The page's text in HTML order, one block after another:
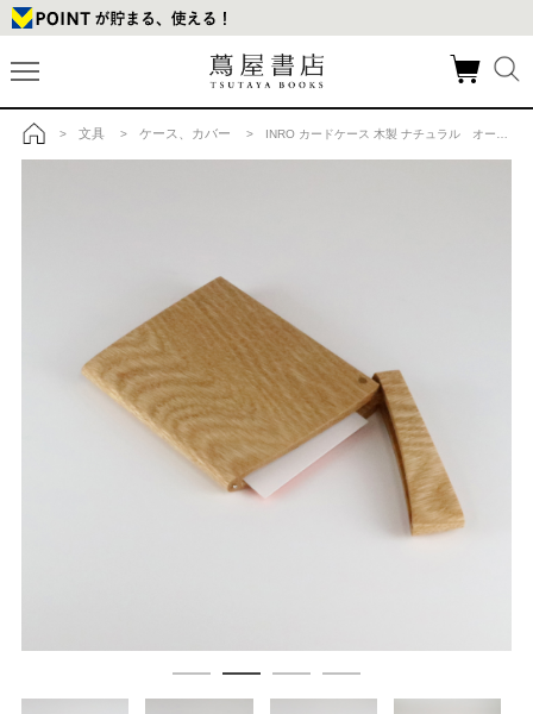
トップ
> 文具 > ケース、カバー > INRO カードケース 木製 ナチュラル オークヴィレッジ ※在庫がない場合はお取り寄せに1週間〜10日の商品詳細